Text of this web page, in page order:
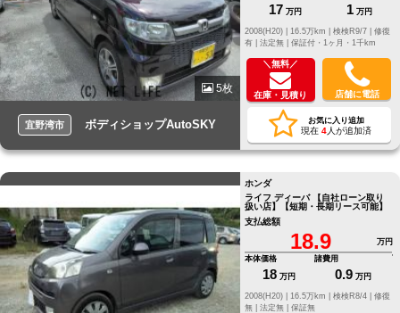
5枚
宜野湾市 ボディショップAutoSKY
17 万円 1 万円
修復
有 | 法定無 | 保証付・1ヶ月・1千km
＼無料／
在庫・見積り 店舗に電話
お気に入り追加
現在 4人が追加済
ホンダ
ライフ ディーバ 【自社ローン取り
扱い店】【短期・長期リース可能】
支払総額
18.9
万円
本体価格
18 万円
諸費用
0.9 万円
修復
無 | 法定無 | 保証無